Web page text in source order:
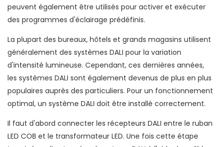
peuvent également être utilisés pour activer et exécuter
des programmes d'éclairage prédéfinis.
La plupart des bureaux, hôtels et grands magasins utilisent
généralement des systèmes DALI pour la variation
d'intensité lumineuse. Cependant, ces dernières années,
les systèmes DALI sont également devenus de plus en plus
populaires auprès des particuliers. Pour un fonctionnement
optimal, un système DALI doit être installé correctement.
Il faut d'abord connecter les récepteurs DALI entre le ruban
LED COB et le transformateur LED. Une fois cette étape